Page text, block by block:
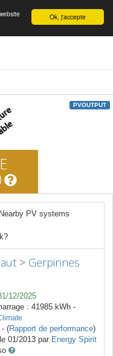
English Ok, j'accepte
PVOUTPUT
Nearby PV systems
> Gerpinnes
12/2025
: 41985 kWh -
- (Rapport de performance)
01/2013 par Energy Spirit